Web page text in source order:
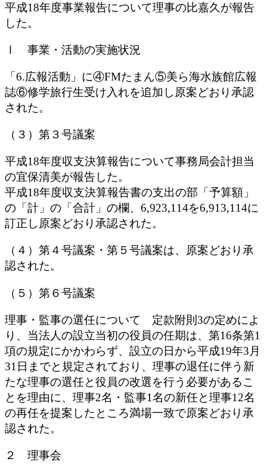
平成18年度事業報告について理事の比嘉久が報告
した。
Ⅰ 事業・活動の実施状況
「6.広報活動」に④FMたまん⑤美ら海水族館広報
誌⑥修学旅行生受け入れを追加し原案どおり承認
された。
（３）第３号議案
平成18年度収支決算報告について事務局会計担当
の宜保清美が報告した。
平成18年度収支決算報告書の支出の部「予算額」
の「計」の「合計」の欄、6,923,114を6,913,114に
訂正し原案どおり承認された。
（４）第４号議案・第５号議案は、原案どおり承
認された。
（５）第６号議案
理事・監事の選任について 定款附則3の定めによ
り、当法人の設立当初の役員の任期は、第16条第1
項の規定にかかわらず、設立の日から平成19年3月
31日までと規定されており、理事の退任に伴う新
たな理事の選任と役員の改選を行う必要があるこ
とを理由に、理事2名・監事1名の新任と理事12名
の再任を提案したところ満場一致で原案どおり承
認された。
２ 理事会